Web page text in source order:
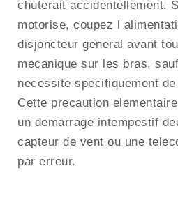
chuterait accidentellement.
motorise, coupez l
disjoncteur general avant
mecanique sur les bras,
necessite specifiquement
Cette precaution
un demarrage intempestif
capteur de vent ou une
par erreur.